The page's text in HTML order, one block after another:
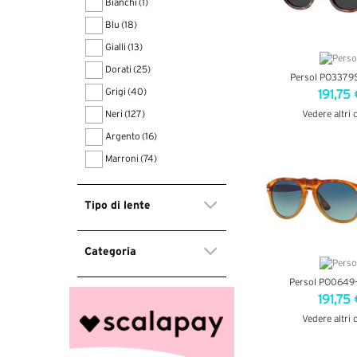
Bianchi (1)
Blu (18)
Gialli (13)
Dorati (25)
Grigi (40)
Neri (127)
Argento (16)
Marroni (74)
Tipo di lente
Categoria
Persol
191,75
Vedere altri
Persol
191,75
Vedere altri